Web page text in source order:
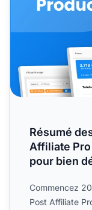
Résumé
Affiliate
pour bien
Commencez
Post Affiliate